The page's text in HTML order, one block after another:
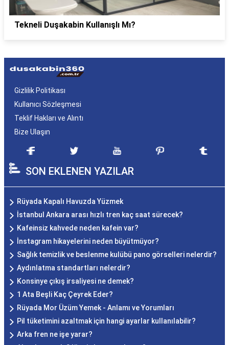
Tekneli Duşakabin Kullanışlı Mı?
Gizlilik Politikası
Kullanıcı Sözleşmesi
Teklif Hakları ve Alıntı
Bize Ulaşın
SON EKLENEN YAZILAR
Rüyada Kapalı Havuzda Yüzmek
İstanbul Ankara arası hızlı tren kaç saat sürecek?
Kafeinsiz kahvede neden kafein var?
İnstagram hikayelerini neden büyütmüyor?
Sağlık temizlik ve beslenme kulübü pano görselleri nelerdir?
Aydınlatma standartları nelerdir?
Konsinye çıkış irsaliyesi ne demek?
1 Ata Beşli Kaç Çeyrek Eder?
Rüyada Mor Üzüm Yemek - Anlamı ve Yorumları
Pil tüketimini azaltmak için hangi ayarlar kullanılabilir?
Arka fren ne işe yarar?